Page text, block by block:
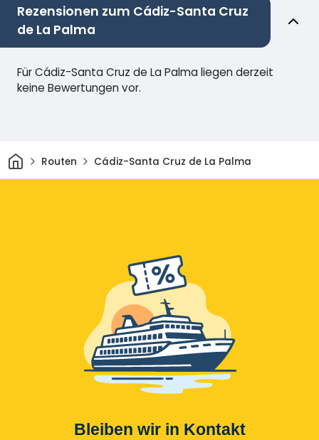
Rezensionen zum Cádiz-Santa Cruz
de La Palma
Für Cádiz-Santa Cruz de La Palma liegen derzeit
keine Bewertungen vor.
HeimRouten Cádiz-Santa Cruz de La Palma
Bleiben wir in Kontakt